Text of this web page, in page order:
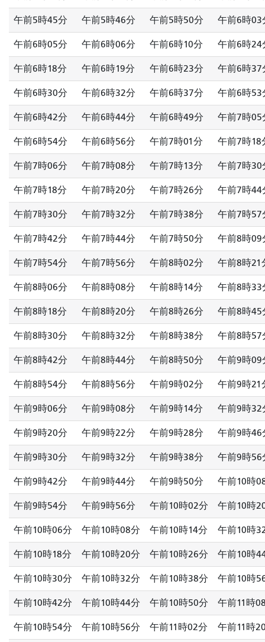
午前5時45分 午前5時46分 午前5時50分 午前6時03
午前6時05分 午前6時06分 午前6時10分 午前6時24
午前6時18分 午前6時19分 午前6時23分 午前6時37
午前6時30分 午前6時32分 午前6時37分 午前6時53
午前6時42分 午前6時44分 午前6時49分 午前7時05
午前6時54分 午前6時56分 午前7時01分 午前7時18
午前7時06分 午前7時08分 午前7時13分 午前7時30
午前7時18分 午前7時20分 午前7時26分 午前7時44
午前7時30分 午前7時32分 午前7時38分 午前7時57
午前7時42分 午前7時44分 午前7時50分 午前8時09
午前7時54分 午前7時56分 午前8時02分 午前8時21
午前8時06分 午前8時08分 午前8時14分 午前8時33
午前8時18分 午前8時20分 午前8時26分 午前8時45
午前8時30分 午前8時32分 午前8時38分 午前8時57
午前8時42分 午前8時44分 午前8時50分 午前9時09
午前8時54分 午前8時56分 午前9時02分 午前9時21
午前9時06分 午前9時08分 午前9時14分 午前9時32
午前9時20分 午前9時22分 午前9時28分 午前9時46
午前9時30分 午前9時32分 午前9時38分 午前9時56
午前9時42分 午前9時44分 午前9時50分 午前10時
午前9時54分 午前9時56分 午前10時02分 午前10時
午前10時06分 午前10時08分 午前10時14分 午前10時
午前10時18分 午前10時20分 午前10時26分 午前10時
午前10時30分 午前10時32分 午前10時38分 午前10時
午前10時42分 午前10時44分 午前10時50分 午前11時
午前10時54分 午前10時56分 午前11時02分 午前11時